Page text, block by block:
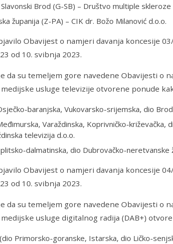
Brod (G-SB) – Društvo multiple
županija (Z-PA) – CIK dr. Božo Milanović d.o.o.
Obavijest o namjeri davanja koncesije
od 10. svibnja 2023.
da su temeljem gore navedene Obavijesti o
usluge televizije otvorene ponude
baranjska, Vukovarsko-srijemska, dio
Varaždinska, Koprivničko-križevačka,
televizija d.o.o.
dalmatinska, dio Dubrovačko-neretvanske
Obavijest o namjeri davanja koncesije
od 10. svibnja 2023.
da su temeljem gore navedene Obavijesti o
usluge digitalnog radija (DAB+)
Primorsko-goranske, Istarska, dio Ličko-